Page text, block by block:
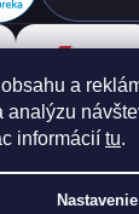
a
analýzu
informácií tu.
Nastavenie
Vikon. Všetky
nastavenie